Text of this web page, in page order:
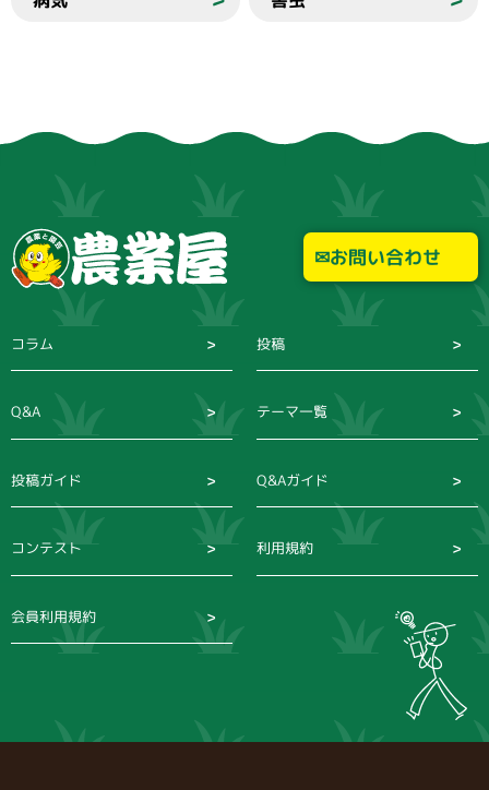
お問い合わせ
コラム 投稿
Q&A テーマ一覧
投稿ガイド Q&Aガイド
コンテスト 利用規約
会員利用規約